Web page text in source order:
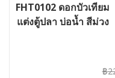
FHT0102 ดอกบัวเทียม
แต่งตู้ปลา บ่อน้ำ สีม่วง
฿